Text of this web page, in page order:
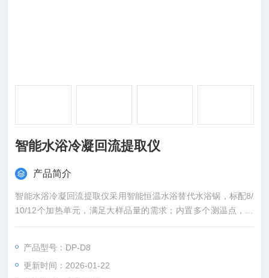
智能水浴冷凝回流提取仪
产品简介
智能水浴冷凝回流提取仪采用智能恒温水浴替代水浴锅，标配8/
10/12个加热单元，满足大样品量的需求；内置多个测温点，水
浴温控均匀；一键升降启动，带磁力搅拌，自动控温，且缺水自
产品型号：DP-D8
更新时间：2026-01-22